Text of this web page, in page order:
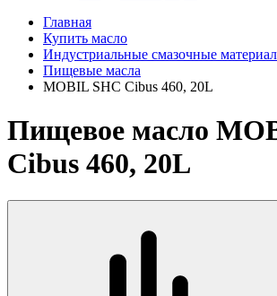
Главная
Купить масло
Индустриальные смазочные
Пищевые масла
MOBIL SHC Cibus 460, 20L
Пищевое масло
Cibus 460, 20L